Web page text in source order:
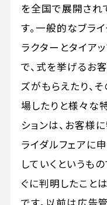
を全国で展開され
す。一般的なブラ
ラクターとタイア
で、式を挙げるお
ズがもらえたり、
場したりと様々な
ションは、お客様
ライダルフェアに
していくというも
ぐに判明したことは